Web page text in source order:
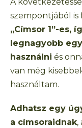
szempontjából is
„Címsor 1”-es,
legnagyobb
használni és
van még
használtam.
Adhatsz egy
a címsoraidnak,